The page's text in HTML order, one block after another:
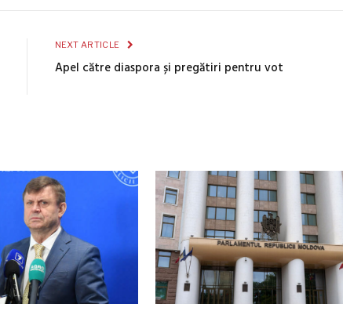
NEXT ARTICLE
Apel către diaspora și pregătiri pentru vot